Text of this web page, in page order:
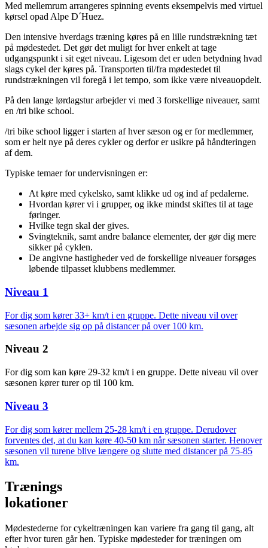
Med mellemrum arrangeres spinning events eksempelvis med virtuel
kørsel opad Alpe D´Huez.
Den intensive hverdags træning køres på en lille rundstrækning tæt
på mødestedet. Det gør det muligt for hver enkelt at tage
udgangspunkt i sit eget niveau. Ligesom det er uden betydning hvad
slags cykel der køres på. Transporten til/fra mødestedet til
rundstrækningen vil foregå i let tempo, som ikke være niveauopdelt.
På den lange lørdagstur arbejder vi med 3 forskellige niveauer, samt
en /tri bike school.
/tri bike school ligger i starten af hver sæson og er for medlemmer,
som er helt nye på deres cykler og derfor er usikre på håndteringen
af dem.
Typiske temaer for undervisningen er:
At køre med cykelsko, samt klikke ud og ind af pedalerne.
Hvordan kører vi i grupper, og ikke mindst skiftes til at tage
føringer.
Hvilke tegn skal der gives.
Svingteknik, samt andre balance elementer, der gør dig mere
sikker på cyklen.
De angivne hastigheder ved de forskellige niveauer forsøges
løbende tilpasset klubbens medlemmer.
Niveau 1
For dig som kører 33+ km/t i en gruppe. Dette niveau vil over
sæsonen arbejde sig op på distancer på over 100 km.
Niveau 2
For dig som kan køre 29-32 km/t i en gruppe. Dette niveau vil over
sæsonen kører turer op til 100 km.
Niveau 3
For dig som kører mellem 25-28 km/t i en gruppe. Derudover
forventes det, at du kan køre 40-50 km når sæsonen starter. Henover
sæsonen vil turene blive længere og slutte med distancer på 75-85
km.
Trænings
lokationer
Mødestederne for cykeltræningen kan variere fra gang til gang, alt
efter hvor turen går hen. Typiske mødesteder for træningen om